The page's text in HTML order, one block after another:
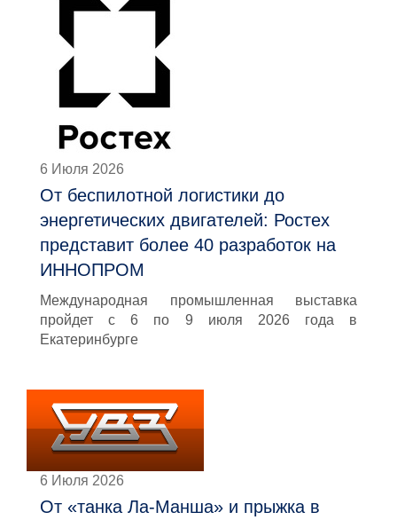
6 Июля 2026
От беспилотной логистики до
энергетических двигателей: Ростех
представит более 40 разработок на
ИННОПРОМ
Международная промышленная выставка
пройдет с 6 по 9 июля 2026 года в
Екатеринбурге
6 Июля 2026
От «танка Ла-Манша» и прыжка в